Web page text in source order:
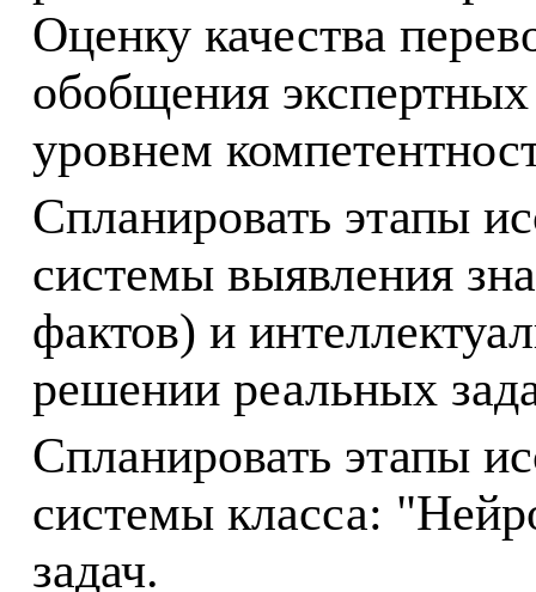
Оценку качества
обобщения
уровнем
Спланировать этапы
системы выявления
фактов) и
решении реальных
Спланировать этапы
системы класса:
задач.